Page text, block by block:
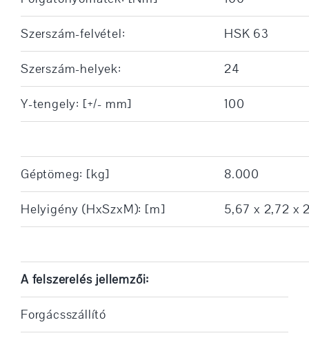
Szerszám-felvétel: HSK 63
Szerszám-helyek: 24
Y-tengely: [+/- mm] 100
Géptömeg: [kg] 8.000
Helyigény (HxSzxM): [m] 5,67 x 2,72 x
A felszerelés jellemzői:
Forgácsszállító